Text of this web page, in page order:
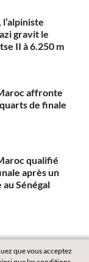
l’alpiniste
gravit le
II à 6.250 m
affronte
de finale
qualifié
après un
Sénégal
que vous acceptez